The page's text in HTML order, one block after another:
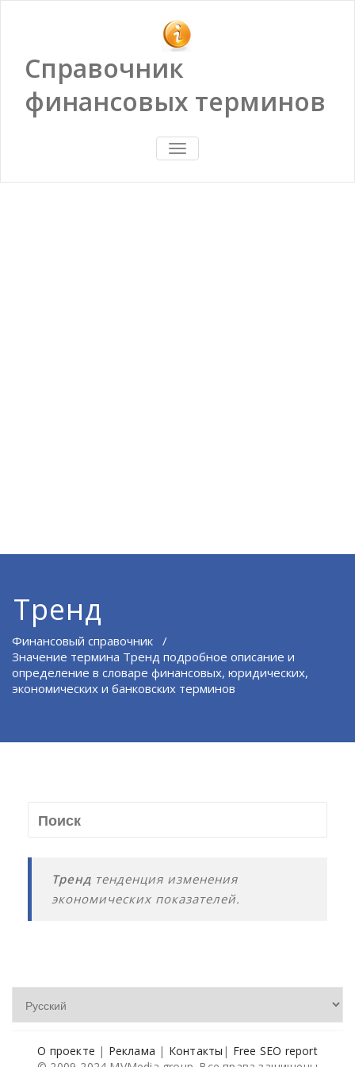
Справочник
финансовых терминов
ПОКАЗАТЬ/
СКРЫТЬ
Тренд
Финансовый справочник /
Значение термина Тренд подробное описание и
определение в словаре финансовых, юридических,
экономических и банковских терминов
Тренд тенденция изменения
экономических показателей.
О проекте | Реклама | Контакты | Free SEO report